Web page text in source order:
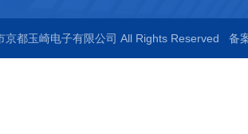
京都玉崎电子有限公司 All Rights Reserved 备